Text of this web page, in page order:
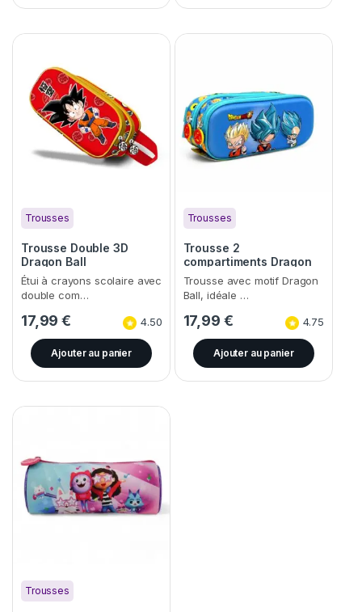
Trousses
Trousse Double 3D
Dragon Ball
Étui à crayons scolaire avec
double com…
17,99€ 4.50
Ajouter au panier
Trousses
Trousse 2
compartiments Dragon
Ball
Trousse avec motif Dragon
Ball, idéale …
17,99 € 4.75
Ajouter au panier
Trousses